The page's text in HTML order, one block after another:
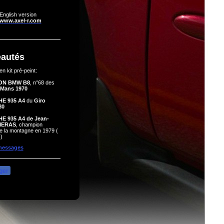
version
r.com
kit pré-peint:
BMW B8, n°68 des
1970
935 A4du Giro
935 A4 de Jean-
, champion
la montagne en 1979 (